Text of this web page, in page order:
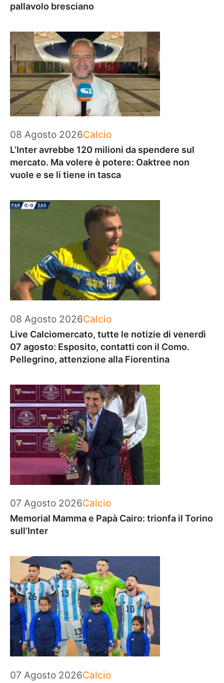
pallavolo bresciano
08 Agosto 2026Categorie
Calcio
L’Inter avrebbe 120 milioni da spendere sul
mercato. Ma volere è potere: Oaktree non
vuole e se li tiene in tasca
08 Agosto 2026Categorie
Calcio
Live Calciomercato, tutte le notizie di venerdì
07 agosto: Esposito, contatti con il Como.
Pellegrino, attenzione alla Fiorentina
07 Agosto 2026Categorie
Calcio
Memorial Mamma e Papà Cairo: trionfa il Torino
sull’Inter
07 Agosto 2026Categorie
Calcio